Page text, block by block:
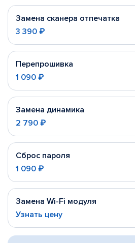
Замена сканера отпечатка
3 390 ₽
Перепрошивка
1 090 ₽
Замена динамика
2 790 ₽
Сброс пароля
1 090 ₽
Замена Wi-Fi модуля
Узнать цену